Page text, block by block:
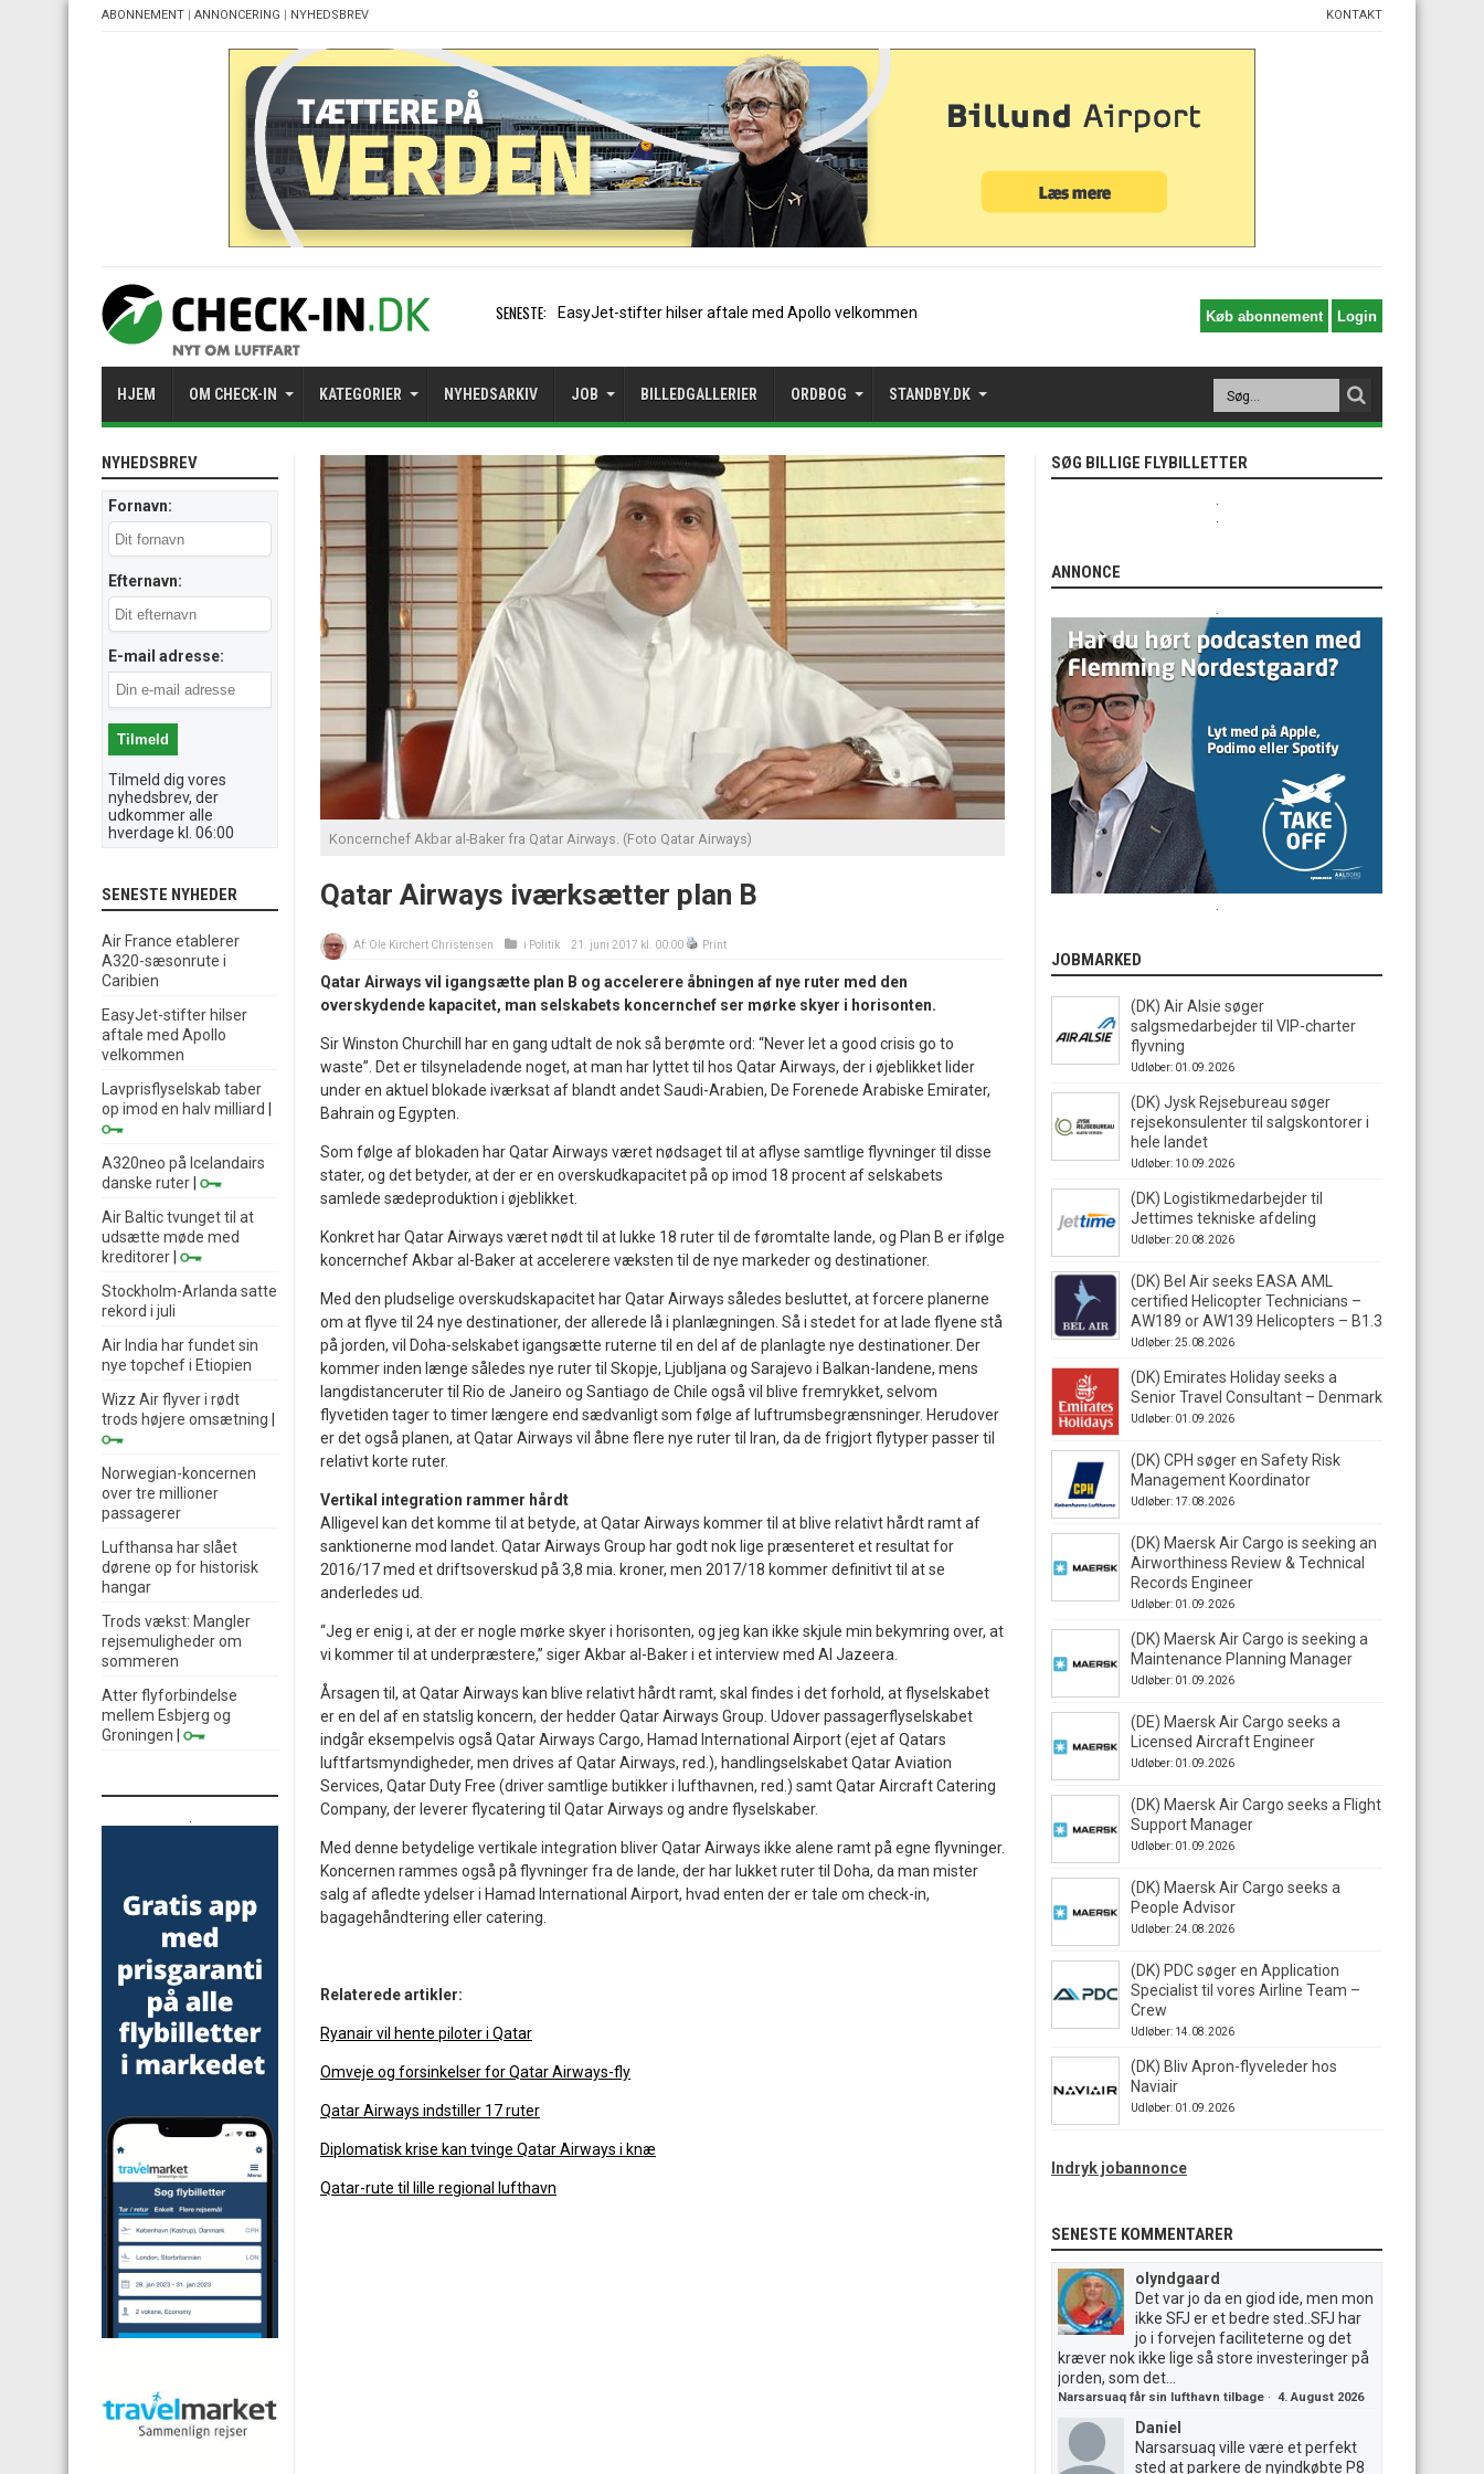
ABONNEMENT | ANNONCERING | NYHEDSBREV KONTAKT
SENESTE: Air France etablerer A320-sæso
HJEM OM CHECK-IN KATEGORIER NYHEDSARKIV JOB BILLEDGALLERIER ORDBOG STANDBY.DK
Koncernchef Akbar al-Baker fra Qatar Airways. (Foto Qatar Airways)
Qatar Airways iværksætter plan B
Af: Ole Kirchert Christensen i Politik 21. juni 2017 kl. 00:00 Print
Qatar Airways vil igangsætte plan B og accelerere åbningen af nye ruter med den
overskydende kapacitet, man selskabets koncernchef ser mørke skyer i horisonten.
Sir Winston Churchill har en gang udtalt de nok så berømte ord: “Never let a good crisis go to
waste”. Det er tilsyneladende noget, at man har lyttet til hos Qatar Airways, der i øjeblikket lider
under en aktuel blokade iværksat af blandt andet Saudi-Arabien, De Forenede Arabiske Emirater,
Bahrain og Egypten.
Som følge af blokaden har Qatar Airways været nødsaget til at aflyse samtlige flyvninger til disse
stater, og det betyder, at der er en overskudkapacitet på op imod 18 procent af selskabets
samlede sædeproduktion i øjeblikket.
Konkret har Qatar Airways været nødt til at lukke 18 ruter til de føromtalte lande, og Plan B er ifølge
koncernchef Akbar al-Baker at accelerere væksten til de nye markeder og destinationer.
Med den pludselige overskudskapacitet har Qatar Airways således besluttet, at forcere planerne
om at flyve til 24 nye destinationer, der allerede lå i planlægningen. Så i stedet for at lade flyene stå
på jorden, vil Doha-selskabet igangsætte ruterne til en del af de planlagte nye destinationer. Der
kommer inden længe således nye ruter til Skopje, Ljubljana og Sarajevo i Balkan-landene, mens
langdistanceruter til Rio de Janeiro og Santiago de Chile også vil blive fremrykket, selvom
flyvetiden tager to timer længere end sædvanligt som følge af luftrumsbegrænsninger. Herudover
er det også planen, at Qatar Airways vil åbne flere nye ruter til Iran, da de frigjort flytyper passer til
relativt korte ruter.
Vertikal integration rammer hårdt
Alligevel kan det komme til at betyde, at Qatar Airways kommer til at blive relativt hårdt ramt af
sanktionerne mod landet. Qatar Airways Group har godt nok lige præsenteret et resultat for
2016/17 med et driftsoverskud på 3,8 mia. kroner, men 2017/18 kommer definitivt til at se
anderledes ud.
“Jeg er enig i, at der er nogle mørke skyer i horisonten, og jeg kan ikke skjule min bekymring over, at
vi kommer til at underpræstere,” siger Akbar al-Baker i et interview med Al Jazeera.
Årsagen til, at Qatar Airways kan blive relativt hårdt ramt, skal findes i det forhold, at flyselskabet
er en del af en statslig koncern, der hedder Qatar Airways Group. Udover passagerflyselskabet
indgår eksempelvis også Qatar Airways Cargo, Hamad International Airport (ejet af Qatars
luftfartsmyndigheder, men drives af Qatar Airways, red.), handlingselskabet Qatar Aviation
Services, Qatar Duty Free (driver samtlige butikker i lufthavnen, red.) samt Qatar Aircraft Catering
Company, der leverer flycatering til Qatar Airways og andre flyselskaber.
Med denne betydelige vertikale integration bliver Qatar Airways ikke alene ramt på egne flyvninger.
Koncernen rammes også på flyvninger fra de lande, der har lukket ruter til Doha, da man mister
salg af afledte ydelser i Hamad International Airport, hvad enten der er tale om check-in,
bagagehåndtering eller catering.
Relaterede artikler:
Ryanair vil hente piloter i Qatar
Omveje og forsinkelser for Qatar Airways-fly
Qatar Airways indstiller 17 ruter
Diplomatisk krise kan tvinge Qatar Airways i knæ
Qatar-rute til lille regional lufthavn
NYHEDSBREV
Fornavn:
Efternavn:
E-mail adresse:
Tilmeld dig vores
nyhedsbrev, der
udkommer alle
hverdage kl. 06:00
SENESTE NYHEDER
Air France etablerer
A320-sæsonrute i
Caribien
EasyJet-stifter hilser
aftale med Apollo
velkommen
Lavprisflyselskab taber
op imod en halv milliard
A320neo på Icelandairs
danske ruter
Air Baltic tvunget til at
udsætte møde med
kreditorer
Stockholm-Arlanda satte
rekord i juli
Air India har fundet sin
nye topchef i Etiopien
Wizz Air flyver i rødt
trods højere omsætning
Norwegian-koncernen
over tre millioner
passagerer
Lufthansa har slået
dørene op for historisk
hangar
Trods vækst: Mangler
rejsemuligheder om
sommeren
Atter flyforbindelse
mellem Esbjerg og
Groningen
SØG BILLIGE FLYBILLETTER
ANNONCE
JOBMARKED
(DK) Air Alsie søger
salgsmedarbejder til VIP-charter
flyvning
Udløber: 01.09.2026
(DK) Jysk Rejsebureau søger
rejsekonsulenter til salgskontorer i
hele landet
Udløber: 10.09.2026
(DK) Logistikmedarbejder til
Jettimes tekniske afdeling
Udløber: 20.08.2026
(DK) Bel Air seeks EASA AML
certified Helicopter Technicians –
AW189 or AW139 Helicopters – B1.3
Udløber: 25.08.2026
(DK) Emirates Holiday seeks a
Senior Travel Consultant – Denmark
Udløber: 01.09.2026
(DK) CPH søger en Safety Risk
Management Koordinator
Udløber: 17.08.2026
(DK) Maersk Air Cargo is seeking an
Airworthiness Review & Technical
Records Engineer
Udløber: 01.09.2026
(DK) Maersk Air Cargo is seeking a
Maintenance Planning Manager
Udløber: 01.09.2026
(DE) Maersk Air Cargo seeks a
Licensed Aircraft Engineer
Udløber: 01.09.2026
(DK) Maersk Air Cargo seeks a Flight
Support Manager
Udløber: 01.09.2026
(DK) Maersk Air Cargo seeks a
People Advisor
Udløber: 24.08.2026
(DK) PDC søger en Application
Specialist til vores Airline Team –
Crew
Udløber: 14.08.2026
(DK) Bliv Apron-flyveleder hos
Naviair
Udløber: 01.09.2026
Indryk jobannonce
SENESTE KOMMENTARER
olyndgaard
Det var jo da en giod ide, men mon
ikke SFJ er et bedre sted..SFJ har
jo i forvejen faciliteterne og det
kræver nok ikke lige så store investeringer på
jorden, som det...
Narsarsuaq får sin lufthavn tilbage · 4. August 2026
Daniel
Narsarsuaq ville være et perfekt
sted at parkere de nyindkøbte P8